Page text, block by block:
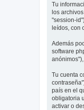
Tu
los
"session-
leídos, con
Además
software
Tu cuenta
país en el
obligatoria
activar o